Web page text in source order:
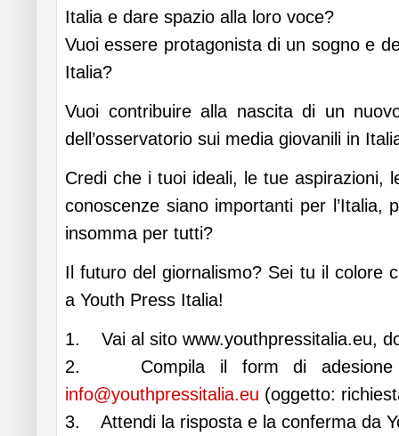
Italia e dare spazio alla loro voce?
Vuoi essere protagonista di un sogno e
Italia?
Vuoi contribuire alla nascita di un
dell’osservatorio sui media giovanili in
Credi che i tuoi ideali, le tue aspirazioni,
conoscenze siano importanti per l’Italia,
insomma per tutti?
Il futuro del giornalismo? Sei tu il colore
a Youth Press Italia!
1. Vai al sito www.youthpressitalia.eu,
2. Compila il form di adesione
info@youthpressitalia.eu (oggetto:
3. Attendi la risposta e la conferma da